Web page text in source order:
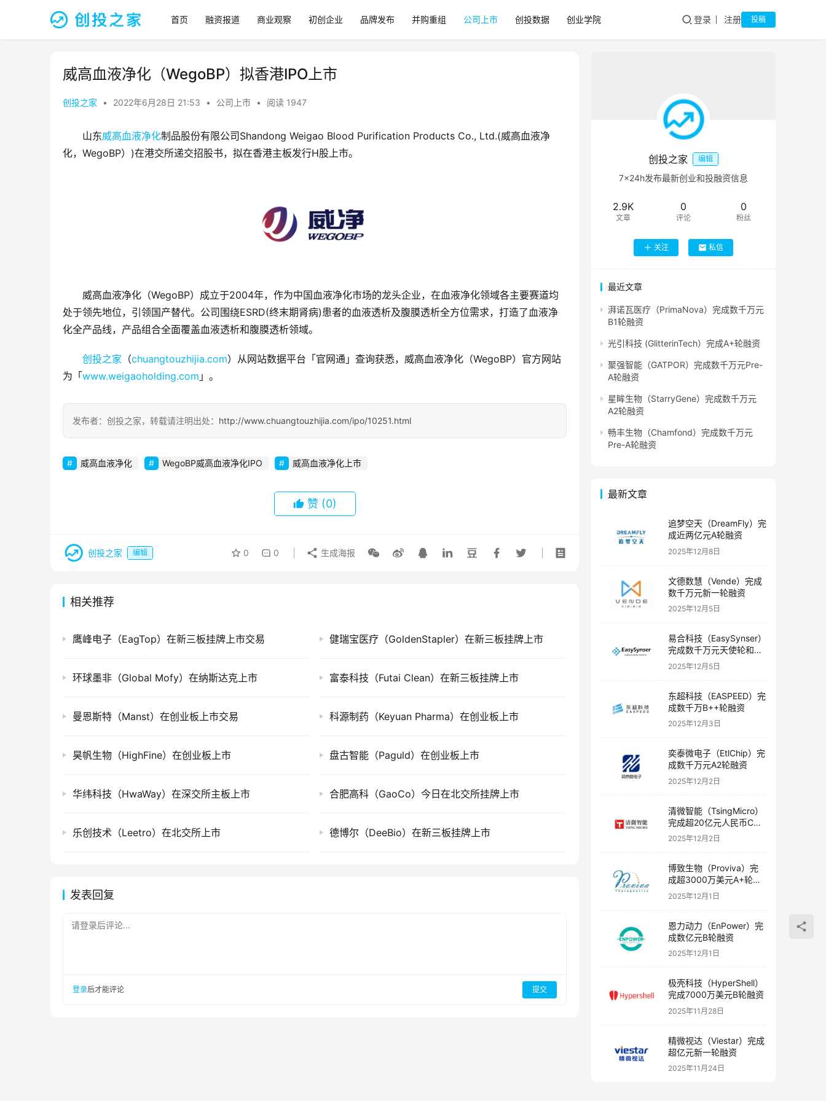
首页 融资报道 商业观察 初创企业 品牌发布 并购重组 公司上市 创投数据 创业学院 登录 注册 投稿
威高血液净化（WegoBP）拟香港IPO上市
创投之家 • 2022年6月28日 21:53 • 公司上市 • 阅读 1947
山东威高血液净化制品股份有限公司Shandong Weigao Blood Purification Products Co., Ltd.(威高血液净
化，WegoBP）)在港交所递交招股书，拟在香港主板发行H股上市。
威高血液净化（WegoBP）成立于2004年，作为中国血液净化市场的龙头企业，在血液净化领域各主要赛道均
处于领先地位，引领国产替代。公司围绕ESRD(终末期肾病)患者的血液透析及腹膜透析全方位需求，打造了血液净
化全产品线，产品组合全面覆盖血液透析和腹膜透析领域。
创投之家 （chuangtouzhijia.com）从网站数据平台「官网通」查询获悉，威高血液净化（WegoBP）官方网站
为「www.weigaoholding.com 」。
发布者：创投之家，转载请注明出处： http://www.chuangtouzhijia.com/ipo/10251.html
威高血液净化 WegoBP威高血液净化IPO 威高血液净化上市
赞 (0)
创投之家 编辑 0 0 生成海报
相关推荐
鹰峰电子（EagTop）在新三板挂牌上市交易 健瑞宝医疗（GoldenStapler）在新三板挂牌上市
环球墨非（Global Mofy）在纳斯达克上市 富泰科技（Futai Clean）在新三板挂牌上市
曼恩斯特（Manst）在创业板上市交易 科源制药（Keyuan Pharma）在创业板上市
昊帆生物（HighFine）在创业板上市 盘古智能（Paguld）在创业板上市
华纬科技（HwaWay）在深交所主板上市 合肥高科（GaoCo）今日在北交所挂牌上市
乐创技术（Leetro）在北交所上市 德博尔（DeeBio）在新三板挂牌上市
发表回复
请登录后评论...
登录后才能评论 提交
创投之家 编辑
7×24h发布最新创业和投融资信息
2.9K
文章
0
评论
0
粉丝
关注 私信
最近文章
湃诺瓦医疗（PrimaNova）完成数千万元
B1轮融资
光引科技 (GlitterinTech）完成A+轮融资
聚强智能（GATPOR）完成数千万元Pre-
A轮融资
星眸生物（StarryGene）完成数千万元
A2轮融资
畅丰生物（Chamfond）完成数千万元
Pre-A轮融资
最新文章
追梦空天（DreamFly）完
成近两亿元A轮融资
2025年12月8日
文德数慧（Vende）完成
数千万元新一轮融资
2025年12月5日
易合科技（EasySynser）
完成数千万元天使轮和天
使+轮融资
2025年12月5日
东超科技（EASPEED）完
成数千万B++轮融资
2025年12月3日
奕泰微电子（EtlChip）完
成数千万元A2轮融资
2025年12月2日
清微智能（TsingMicro）
完成超20亿元人民币C轮
融资
2025年12月2日
博致生物（Proviva）完
成超3000万美元A+轮融
资
2025年12月1日
恩力动力（EnPower）完
成数亿元B轮融资
2025年12月1日
极壳科技（HyperShell）
完成7000万美元B轮融资
2025年11月28日
精微视达（Viestar）完成
超亿元新一轮融资
2025年11月24日